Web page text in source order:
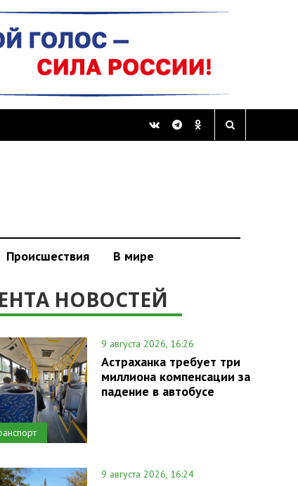
Происшествия В мире
НОВОСТЕЙ
9 августа 2026, 16:26
Астраханка требует три
миллиона компенсации за
падение в автобусе
9 августа 2026, 16:24